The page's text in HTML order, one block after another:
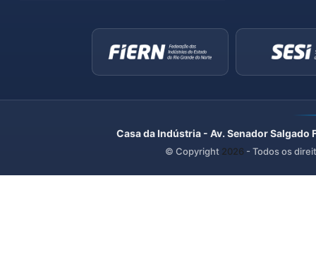
Casa da Indústria - Av. Senador
© Copyright 2026 - Todos os